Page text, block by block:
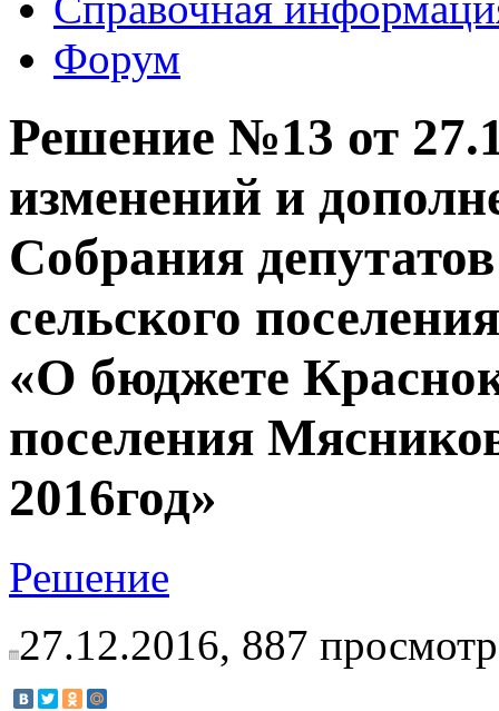
Форум
Решение №13 от
изменений и
Собрания
сельского
«О бюджете
поселения
2016год»
Решение
27.12.2016, 887